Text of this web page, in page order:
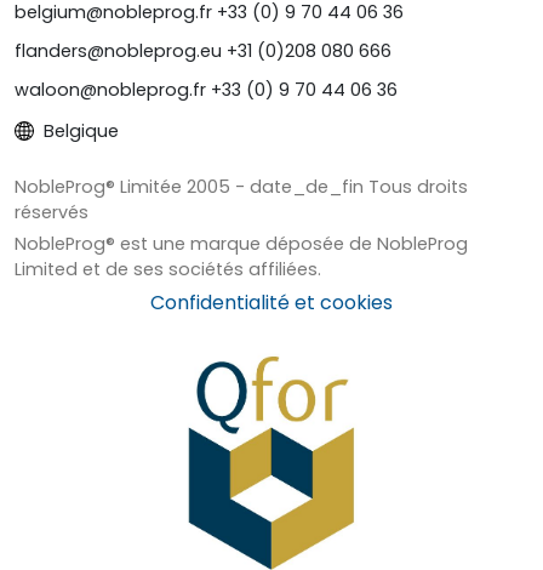
belgium@nobleprog.fr +33 (0) 9 70 44 06 36
flanders@nobleprog.eu +31 (0)208 080 666
waloon@nobleprog.fr +33 (0) 9 70 44 06 36
Belgique
NobleProg® Limitée 2005 - date_de_fin Tous droits
réservés
NobleProg® est une marque déposée de NobleProg
Limited et de ses sociétés affiliées.
Confidentialité et cookies